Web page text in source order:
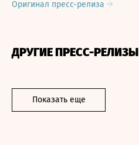
Оригинал пресс-релиза
ДРУГИЕ ПРЕСС-РЕЛИЗЫ
Показать еще